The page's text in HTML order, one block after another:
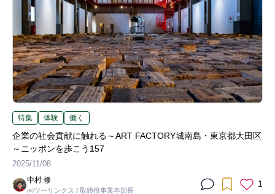
特集 体験 働く
企業の社会貢献に触れる～ART FACTORY城南島・東京都大田区
～ニッポンを歩こう157
2025/11/08
中村 修
㈱ツーリンクス / 取締役事業本部長
1